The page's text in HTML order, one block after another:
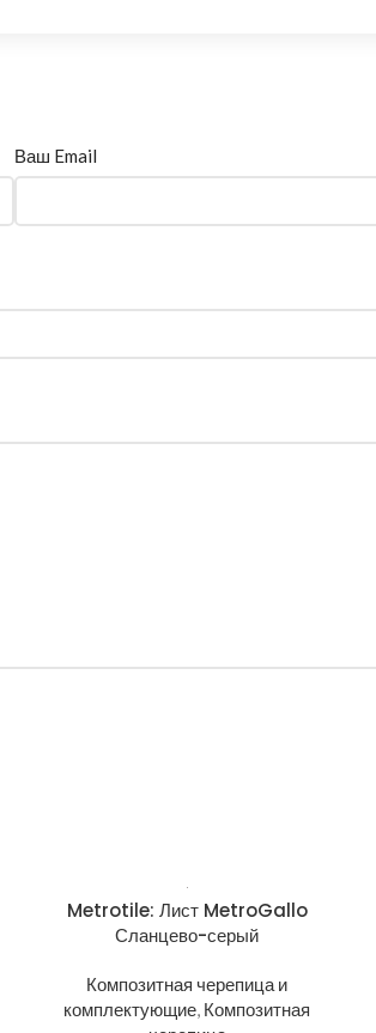
Ваш Email
Metrotile: Лист MetroGallo
Сланцево-серый
Композитная черепица и
комплектующие, Композитная